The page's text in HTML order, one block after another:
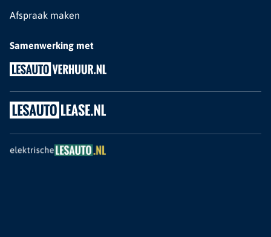
Afspraak maken
Samenwerking met